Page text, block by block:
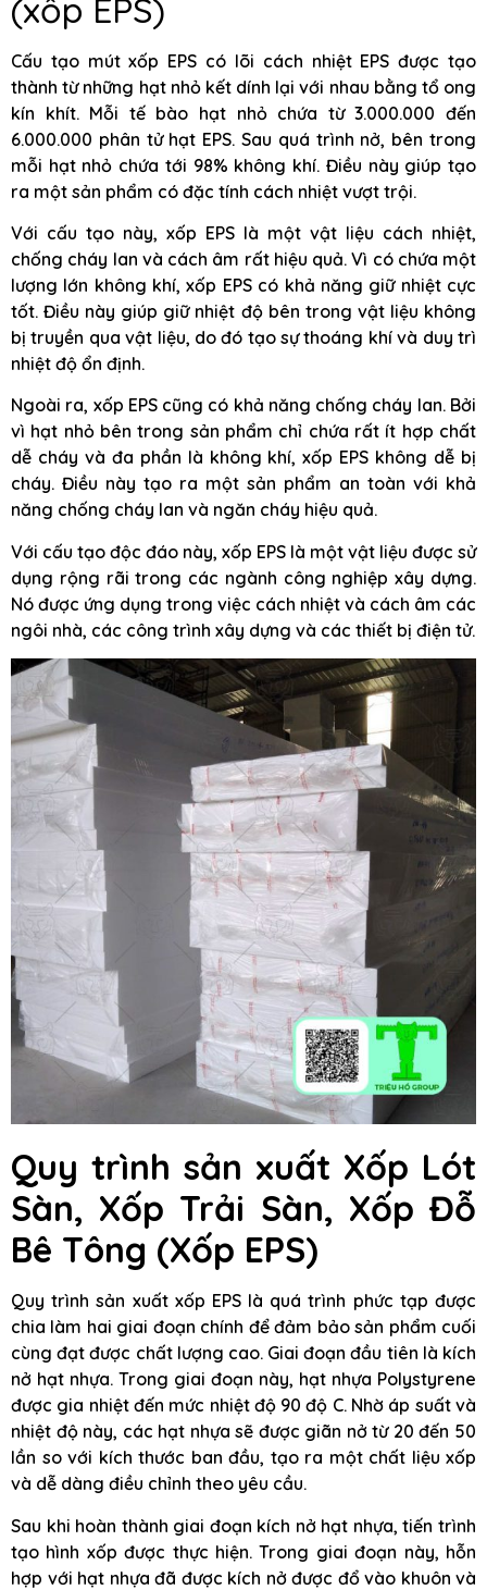
(xốp EPS)
Cấu tạo mút xốp EPS có lõi cách nhiệt EPS được tạo
thành từ những hạt nhỏ kết dính lại với nhau bằng tổ ong
kín khít. Mỗi tế bào hạt nhỏ chứa từ 3.000.000 đến
6.000.000 phân tử hạt EPS. Sau quá trình nở, bên trong
mỗi hạt nhỏ chứa tới 98% không khí. Điều này giúp tạo
ra một sản phẩm có đặc tính cách nhiệt vượt trội.
Với cấu tạo này, xốp EPS là một vật liệu cách nhiệt,
chống cháy lan và cách âm rất hiệu quả. Vì có chứa một
lượng lớn không khí, xốp EPS có khả năng giữ nhiệt cực
tốt. Điều này giúp giữ nhiệt độ bên trong vật liệu không
bị truyền qua vật liệu, do đó tạo sự thoáng khí và duy trì
nhiệt độ ổn định.
Ngoài ra, xốp EPS cũng có khả năng chống cháy lan. Bởi
vì hạt nhỏ bên trong sản phẩm chỉ chứa rất ít hợp chất
dễ cháy và đa phần là không khí, xốp EPS không dễ bị
cháy. Điều này tạo ra một sản phẩm an toàn với khả
năng chống cháy lan và ngăn cháy hiệu quả.
Với cấu tạo độc đáo này, xốp EPS là một vật liệu được sử
dụng rộng rãi trong các ngành công nghiệp xây dựng.
Nó được ứng dụng trong việc cách nhiệt và cách âm các
ngôi nhà, các công trình xây dựng và các thiết bị điện tử.
Quy trình sản xuất Xốp Lót
Sàn, Xốp Trải Sàn, Xốp Đỗ
Bê Tông (Xốp EPS)
Quy trình sản xuất xốp EPS là quá trình phức tạp được
chia làm hai giai đoạn chính để đảm bảo sản phẩm cuối
cùng đạt được chất lượng cao. Giai đoạn đầu tiên là kích
nở hạt nhựa. Trong giai đoạn này, hạt nhựa Polystyrene
được gia nhiệt đến mức nhiệt độ 90 độ C. Nhờ áp suất và
nhiệt độ này, các hạt nhựa sẽ được giãn nở từ 20 đến 50
lần so với kích thước ban đầu, tạo ra một chất liệu xốp
và dễ dàng điều chỉnh theo yêu cầu.
Sau khi hoàn thành giai đoạn kích nở hạt nhựa, tiến trình
tạo hình xốp được thực hiện. Trong giai đoạn này, hỗn
hợp với hạt nhựa đã được kích nở được đổ vào khuôn và